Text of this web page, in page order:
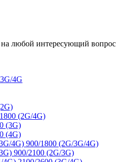
любой интересующий вопрос
4G
1800 (2G/4G)
(3G)
(4G)
900/1800 (2G/3G/4G)
900/2100 (2G/3G)